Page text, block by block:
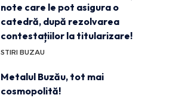
note care le pot asigura o
catedră, după rezolvarea
contestațiilor la titularizare!
STIRI BUZAU
Metalul Buzău, tot mai
cosmopolită!